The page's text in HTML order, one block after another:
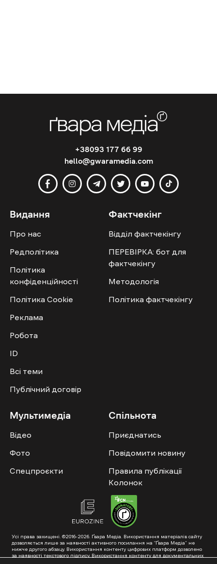
+38093 177 66 99
hello@gwaramedia.com
Видання
Про нас
Редполітика
Політика
конфіденційності
Політика Cookie
Реклама
Робота
ID
Всі теми
Публічний договір
Фактчекінг
Відділ фактчекінгу
ПЕРЕВІРКА: бот для
фактчекінгу
Методологія
Політика фактчекінгу
Мультимедіа
Відео
Фото
Спецпроєкти
Спільнота
Приєднатись
Повідомити новину
Правила публікації
Колонок
Усі права захищені. ©2016-2026. Ґвара Медіа. Використання матеріалів сайту
дозволяється лише за наявності активного посилання на “Ґвара Медіа” не
нижче другого абзацу. Використання контенту цифрових платформ дозволено
за наявності текстового підпису. Використання контенту для документальних